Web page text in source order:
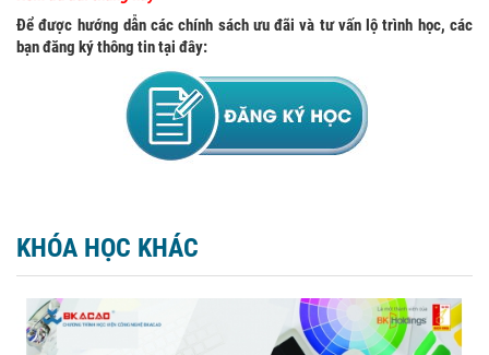
Để được hướng dẫn các chính sách ưu đãi và tư vấn lộ trình học, các
bạn đăng ký thông tin tại đây:
KHÓA HỌC KHÁC